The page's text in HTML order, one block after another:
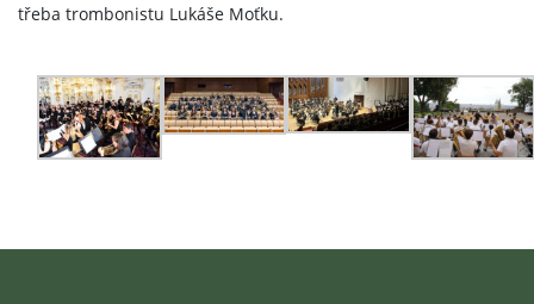
třeba trombonistu Lukáše Moťku.